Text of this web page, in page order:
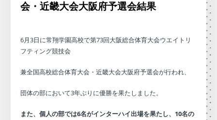
会・近畿大会大阪府予選会結果
6月3日に常翔学園高校で第73回大阪総合体育大会ウエイトリ
フティング競技会
兼全国高校総合体育大会・近畿大会大阪府予選会が行われ、
団体の部において3年ぶりに優勝を果たしました。
また、個人の部では6名がインターハイ出場を果たし、10名の